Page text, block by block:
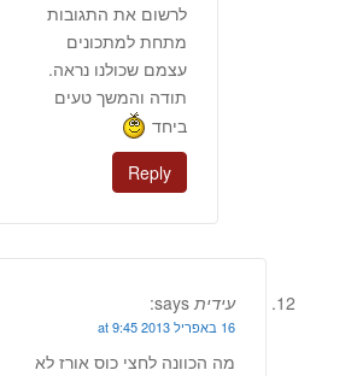
לרשום את התגובות
מתחת למתכונים
עצמם שכולנו נראה.
תודה והמשך טעים
ביחד
Reply
עידית says:
16 באפריל 2013 at 9:45
מה הכוונה לחצי כוס אורז לא